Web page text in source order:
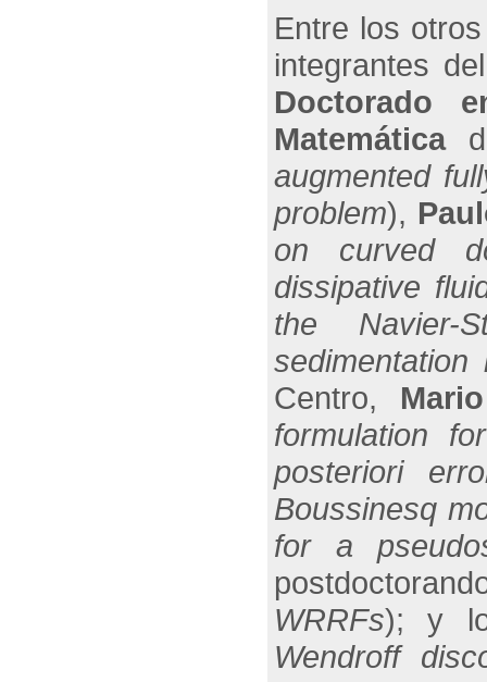
Entre los
integrantes
Doctorado
Matemática
augmented
problem),
on curved
dissipative
the Navier-
Centro,
formulation
posteriori
Boussinesq
for a
WRRFs); y
Wendroff